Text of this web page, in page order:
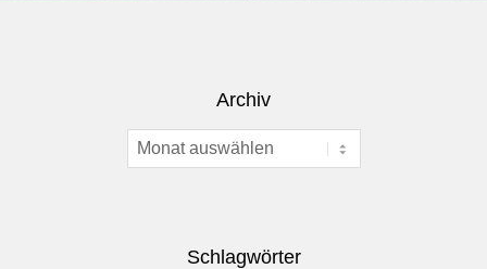
Archiv
Archiv
Schlagwörter